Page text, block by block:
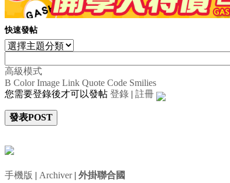
快速發帖
高級模式
B Color Image Link Quote Code Smilies
您需要登錄後才可以發帖 登錄 | 註冊
發表POST
手機版 | Archiver| 外掛聯合國